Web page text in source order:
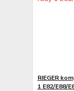
RIEGER
1 E82/E88/